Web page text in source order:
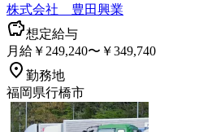
株式会社 豊田興業
想定給与
月給￥249,240〜￥349,740
勤務地
福岡県行橋市